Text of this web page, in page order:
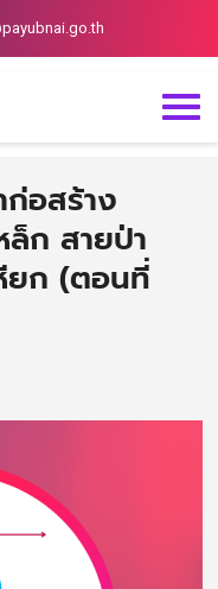
ก่อสร้าง
ก สายป่า
ยก (ตอนที่